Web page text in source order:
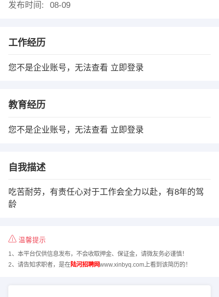
发布时间:
08-09
工作经历
您不是企业账号，无法查看 立即登录
教育经历
您不是企业账号，无法查看 立即登录
自我描述
吃苦耐劳，有责任心对于工作会全力以赴，有8年的驾
龄
温馨提示
1、本平台仅供信息发布，不会收取押金、保证金，请微友务必谨慎！
2、请告知求职者，是在陆河招聘网www.xinbyq.com上看到该简历的！